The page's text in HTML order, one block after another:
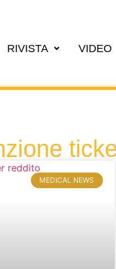
RIVISTA VIDEO
MEDICAL NEWS